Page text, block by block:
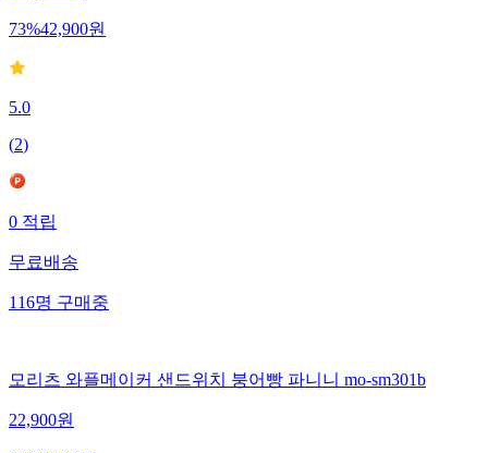
73%42,900원
5.0
(2)
0 적립
무료배송
116명 구매중
모리츠 와플메이커 샌드위치 붕어빵 파니니 mo-sm301b
22,900원